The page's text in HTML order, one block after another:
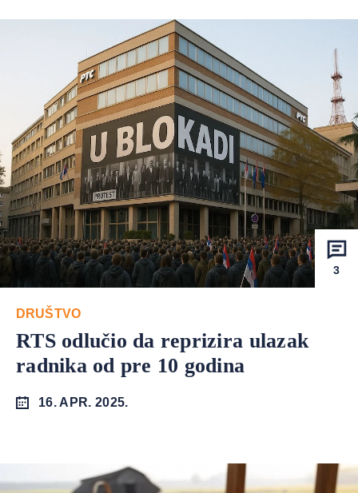
3
DRUŠTVO
RTS odlučio da reprizira ulazak
radnika od pre 10 godina
16. APR. 2025.